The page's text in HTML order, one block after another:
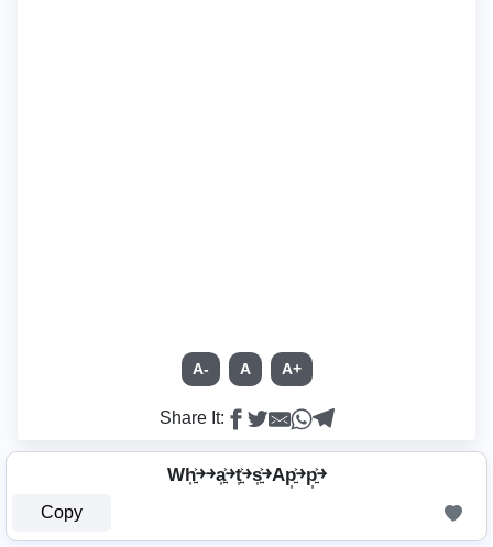
A- A A+
Share It:
Wh͎͍͐￫￫a͎͍͐￫t͎͍͐￫s͎͍͐￫Ap͎͍͐￫p͎͍͐￫
Copy